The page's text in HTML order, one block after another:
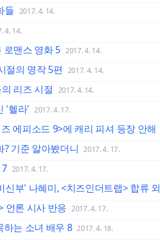
들 2017. 4. 14.
4. 14.
로맨스 영화 5 2017. 4. 14.
절의 명작 5편 2017. 4. 14.
리즈 시절 2017. 4. 14.
'헬라' 2017. 4. 17.
에피소드 9>에 캐리 피셔 등장 안해
기준 알아봤더니 2017. 4. 17.
2017. 4. 17.
부' 나혜미, <치즈인더트랩> 합류 외
언론 시사 반응 2017. 4. 17.
하는 소녀 배우 8 2017. 4. 18.